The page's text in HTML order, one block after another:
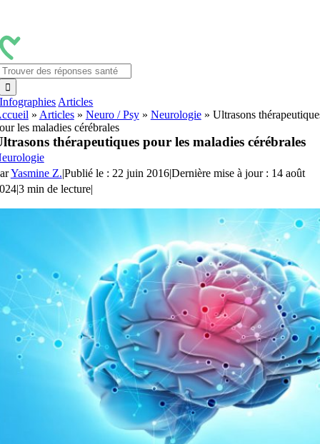
contenu
Infographies Articles
» Articles» Neuro / Psy» Neurologie» Ultrasons
les maladies cérébrales
thérapeutiques pour les maladies cérébrales
Yasmine Z.|Publié le : 22 juin 2016|Dernière mise à jour : 14 août
|3 min de lecture|